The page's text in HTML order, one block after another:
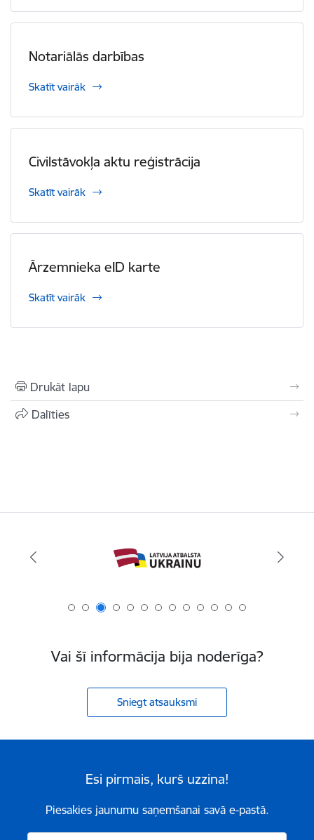
Notariālās darbības
Skatīt vairāk
Civilstāvokļa aktu reģistrācija
Skatīt vairāk
Ārzemnieka eID karte
Skatīt vairāk
Drukāt lapu
Dalīties
Vai šī informācija bija noderīga?
Sniegt atsauksmi
Esi pirmais, kurš uzzina!
Piesakies jaunumu saņemšanai savā e-pastā.